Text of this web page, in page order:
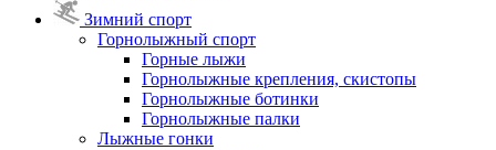
Зимний спорт
Горнолыжный спорт
Горные лыжи
Горнолыжные крепления, скистопы
Горнолыжные ботинки
Горнолыжные палки
Лыжные гонки